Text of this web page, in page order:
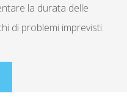
la durata delle
di problemi imprevisti.